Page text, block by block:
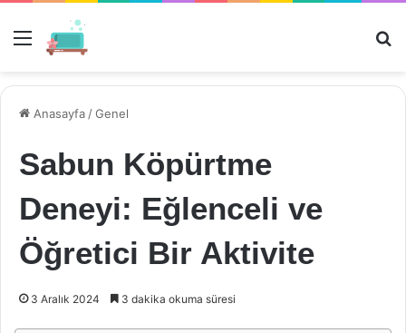
Menü
Anasayfa /Genel
Sabun Köpürtme
Deneyi: Eğlenceli ve
Öğretici Bir Aktivitе
3 Aralık 2024 3 dakika okuma süresi